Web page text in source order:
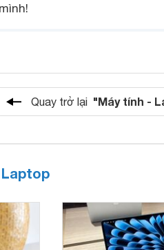
mình!
Quay trở lại "Máy tính -